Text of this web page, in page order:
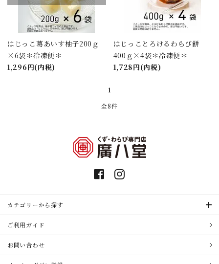
はじっこ葛あいす柚子200ｇ
×6袋＊冷凍便＊
1,296円(内税)
はじっことろけるわらび餅
400ｇ×4袋＊冷凍便＊
1,728円(内税)
1
全8件
カテゴリーから探す
ご利用ガイド
お問い合わせ